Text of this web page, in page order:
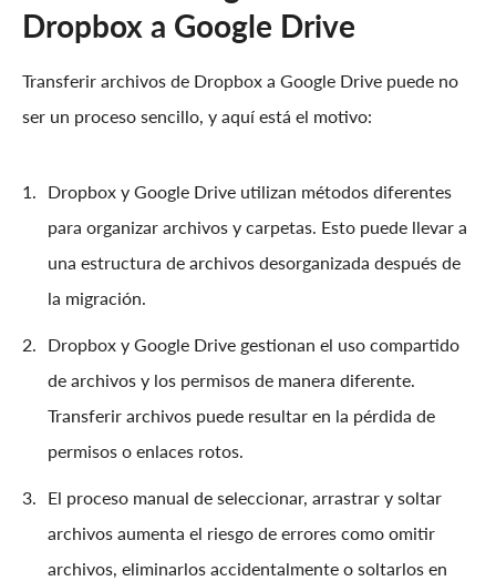
Dropbox a Google Drive
Transferir archivos de Dropbox a Google Drive puede no
ser un proceso sencillo, y aquí está el motivo:
Dropbox y Google Drive utilizan métodos diferentes
para organizar archivos y carpetas. Esto puede llevar a
una estructura de archivos desorganizada después de
la migración.
Dropbox y Google Drive gestionan el uso compartido
de archivos y los permisos de manera diferente.
Transferir archivos puede resultar en la pérdida de
permisos o enlaces rotos.
El proceso manual de seleccionar, arrastrar y soltar
archivos aumenta el riesgo de errores como omitir
archivos, eliminarlos accidentalmente o soltarlos en